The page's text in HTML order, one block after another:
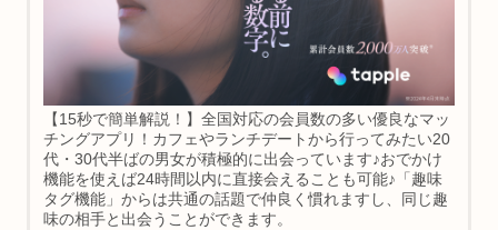
【15秒で簡単解説！】全国対応の会員数の多い優良なマッ
チングアプリ！カフェやランチデートから行ってみたい20
代・30代半ばの男女が積極的に出会っています♪おでかけ
機能を使えば24時間以内に直接会えることも可能♪「趣味
タグ機能」からは共通の話題で仲良く慣れますし、同じ趣
味の相手と出会うことができます。